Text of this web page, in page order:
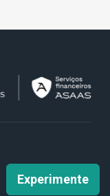
Experimente